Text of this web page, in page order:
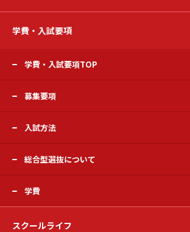
学費・入試要項
学費・入試要項TOP
募集要項
入試方法
総合型選抜について
学費
スクールライフ